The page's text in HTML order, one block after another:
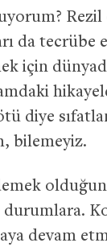
da tecrübe
için
diye
bilemeyiz.
devam